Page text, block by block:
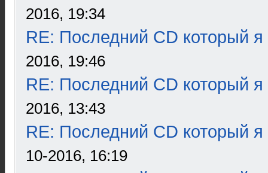
2016, 19:34
RE: Последний CD который я
2016, 19:46
RE: Последний CD который я
2016, 13:43
RE: Последний CD который я
10-2016, 16:19